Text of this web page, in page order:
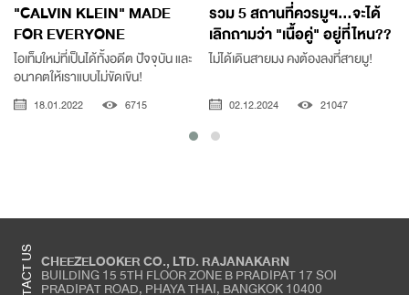
"CALVIN KLEIN" MADE
FOR EVERYONE
ไอเท็มใหม่ที่เป็นได้ทั้งอดีต ปัจจุบัน และ
อนาคตให้เราแบบไม่ขัดเขิน!
18.01.2022 6715
รวม 5 สถานที่ควรมูฯ...จะได้
เลิกถามว่า "เนื้อคู่" อยู่ที่ไหน??
ไม่ได้เดินสายมง คงต้องลงที่สายมู!
02.12.2024 21047
CHEEZELOOKER CO., LTD. RAJANAKARN
BUILDING 15 5TH FLOOR ZONE B PRADIPAT 17 SOI
PRADIPAT ROAD, PHAYA THAI, BANGKOK 10400